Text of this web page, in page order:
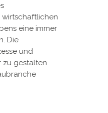
eine immer
Die
und
zu gestalten